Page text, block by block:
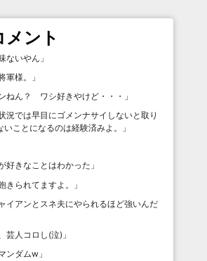
メント
ないやん 」
軍様。
」
ねん？ ワシ好きやけど・・・ 」
況では早目にゴメンナサイしないと取り
いことになるのは経験済みよ。
」
好きなことはわかった 」
きられてますよ。
」
イアンとスネ夫にやられるほど強いんだ
芸人コロし(泣) 」
ンダムw 」